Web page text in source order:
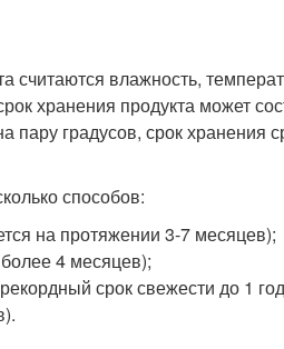
считаются влажность,
хранения продукта может
градусов, срок хранения
способов:
на протяжении 3-7 месяцев);
4 месяцев);
срок свежести до 1